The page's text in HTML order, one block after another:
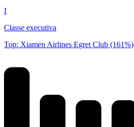
I
Classe executiva
Top: Xiamen Airlines Egret Club (161%)